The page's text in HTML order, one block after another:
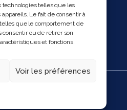
technologies telles que les
Le fait de consentir à
que le comportement de
ou de retirer son
et fonctions.
Voir les préférences
Politique de
cookies (UE)